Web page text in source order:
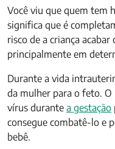
Você viu que quem tem
significa que é
risco de a criança
principalmente em
Durante a vida
da mulher para o feto.
vírus durante a gestação
consegue combatê-lo e
bebê.